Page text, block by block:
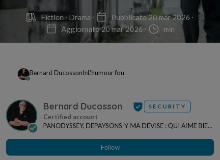
Fiction Drama
Pubblicato 20 mar 2026
Aggiornato 20 mar 2026
min
Bernard DucossonInL'humour fou
Bernard Ducosson SECURITY
PANODYSSEY, DEPAYSONS-Y MA DEVISE : QUI AIME BIEN,
Follow